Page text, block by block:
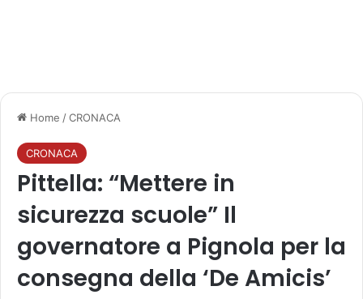
Home /CRONACA
CRONACA
Pittella: “Mettere in
sicurezza scuole” Il
governatore a Pignola per la
consegna della ‘De Amicis’